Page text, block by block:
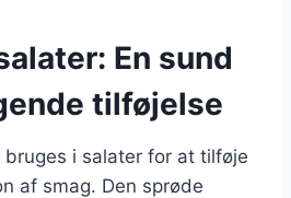
En sund
tilføjelse
bruges i salater for at tilføje
af smag. Den sprøde